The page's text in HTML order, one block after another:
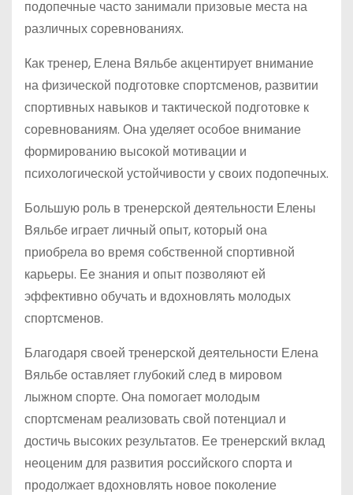
подопечные часто занимали призовые места на
различных соревнованиях.
Как тренер, Елена Вяльбе акцентирует внимание
на физической подготовке спортсменов, развитии
спортивных навыков и тактической подготовке к
соревнованиям. Она уделяет особое внимание
формированию высокой мотивации и
психологической устойчивости у своих подопечных.
Большую роль в тренерской деятельности Елены
Вяльбе играет личный опыт, который она
приобрела во время собственной спортивной
карьеры. Ее знания и опыт позволяют ей
эффективно обучать и вдохновлять молодых
спортсменов.
Благодаря своей тренерской деятельности Елена
Вяльбе оставляет глубокий след в мировом
лыжном спорте. Она помогает молодым
спортсменам реализовать свой потенциал и
достичь высоких результатов. Ее тренерский вклад
неоценим для развития российского спорта и
продолжает вдохновлять новое поколение